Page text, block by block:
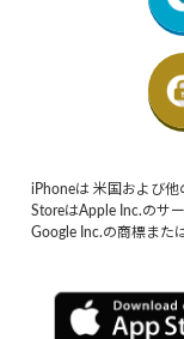
iPhoneは 米国および
StoreはApple Inc.のサ
Google Inc.の商標また